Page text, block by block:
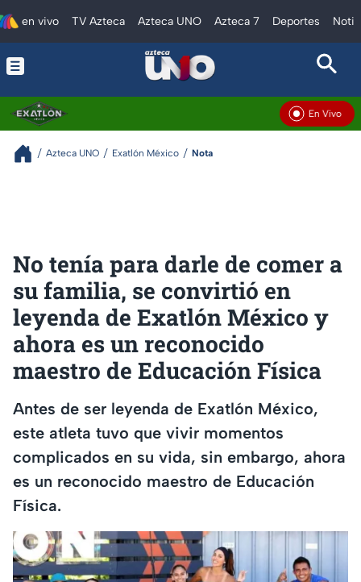
en vivo TV Azteca Azteca UNO Azteca 7 Deportes
En Vivo
Azteca UNO Exatlón México Nota
No tenía para darle de comer a
su familia, se convirtió en
leyenda de Exatlón México y
ahora es un reconocido
maestro de Educación Física
Antes de ser leyenda de Exatlón México,
este atleta tuvo que vivir momentos
complicados en su vida, sin embargo, ahora
es un reconocido maestro de Educación
Física.